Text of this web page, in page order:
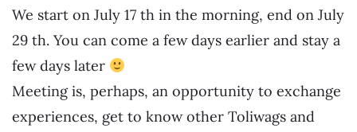
We start on July 17 th in the morning, end on July
29 th. You can come a few days earlier and stay a
few days later
Meeting is, perhaps, an opportunity to exchange
experiences, get to know other Toliwags and